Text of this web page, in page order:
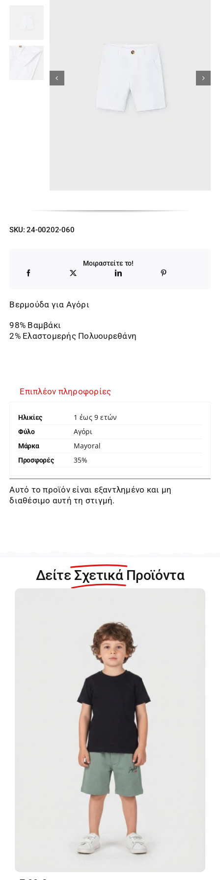
Είδη Παρέλασης
SKU:24-00202-060
Μοιραστείτε το!
Βερμούδα για Αγόρι
98% Βαμβάκι
2% Ελαστομερής Πολυουρεθάνη
Επιπλέον πληροφορίες
Ηλικίες 1 έως 9 ετών
Φύλο Αγόρι
Μάρκα Mayoral
Προσφορές 35%
Αυτό το προϊόν είναι εξαντλημένο και μη
διαθέσιμο αυτή τη στιγμή.
Δείτε Σχετικά Προϊόντα